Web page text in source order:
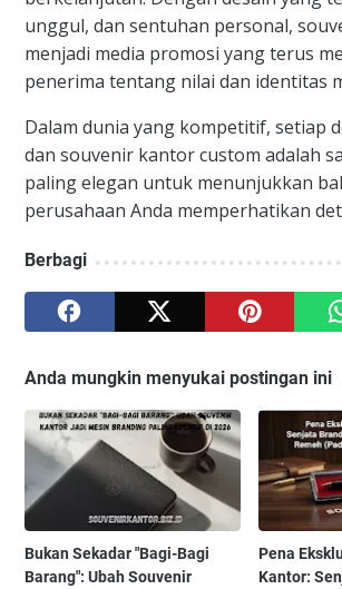
unggul, dan sentuhan personal,
menjadi media promosi yang terus
penerima tentang nilai dan identitas
Dalam dunia yang kompetitif, setiap
dan souvenir kantor custom adalah
paling elegan untuk menunjukkan
perusahaan Anda memperhatikan
Berbagi
Anda mungkin menyukai postingan ini
Bukan Sekadar "Bagi-Bagi
Barang": Ubah Souvenir
Pena
Kantor: